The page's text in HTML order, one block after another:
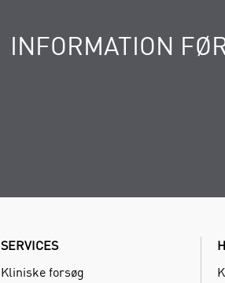
INFORMATION
SERVICES
Kliniske forsøg